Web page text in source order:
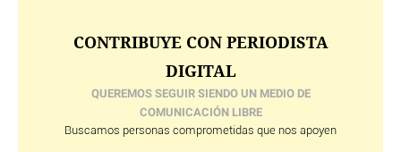
CONTRIBUYE CON PERIODISTA
DIGITAL
QUEREMOS SEGUIR SIENDO UN MEDIO DE
COMUNICACIÓN LIBRE
Buscamos personas comprometidas que nos apoyen